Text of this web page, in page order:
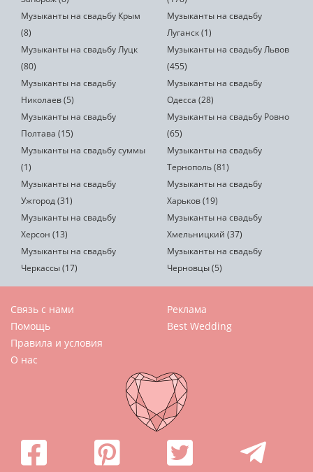
Музыканты на свадьбу Крым
(8)
Музыканты на свадьбу
Луганск (1)
Музыканты на свадьбу Луцк
(80)
Музыканты на свадьбу Львов
(455)
Музыканты на свадьбу
Николаев (5)
Музыканты на свадьбу
Одесса (28)
Музыканты на свадьбу
Полтава (15)
Музыканты на свадьбу Ровно
(65)
Музыканты на свадьбу суммы
(1)
Музыканты на свадьбу
Тернополь (81)
Музыканты на свадьбу
Ужгород (31)
Музыканты на свадьбу
Харьков (19)
Музыканты на свадьбу
Херсон (13)
Музыканты на свадьбу
Хмельницкий (37)
Музыканты на свадьбу
Черкассы (17)
Музыканты на свадьбу
Черновцы (5)
Связь с нами
Помощь
Правила и условия
О нас
Реклама
Best Wedding